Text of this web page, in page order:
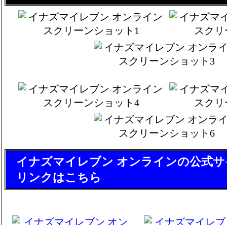
イナズマイレブン オンラインの公式
リンクはこちら